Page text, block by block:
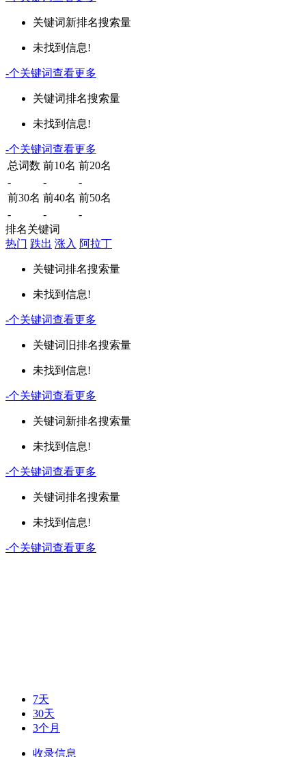
关键词新排名搜索量
未找到信息!
-个关键词查看更多
关键词排名搜索量
未找到信息!
-个关键词查看更多
总词数 前10名 前20名
-
-
-
前30名 前40名 前50名
-
-
-
排名关键词
热门 跌出 涨入 阿拉丁
关键词排名搜索量
未找到信息!
-个关键词查看更多
关键词 旧排名搜索量
未找到信息!
-个关键词查看更多
关键词新排名搜索量
未找到信息!
-个关键词查看更多
关键词排名搜索量
未找到信息!
-个关键词查看更多
7天
30天
3个月
收录信息